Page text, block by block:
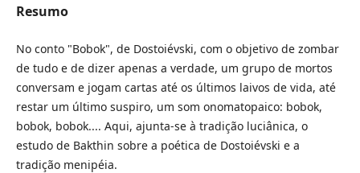
Resumo
No conto "Bobok", de Dostoiévski, com o objetivo de zombar
de tudo e de dizer apenas a verdade, um grupo de mortos
conversam e jogam cartas até os últimos laivos de vida, até
restar um último suspiro, um som onomatopaico: bobok,
bobok, bobok.... Aqui, ajunta-se à tradição luciânica, o
estudo de Bakthin sobre a poética de Dostoiévski e a
tradição menipéia.